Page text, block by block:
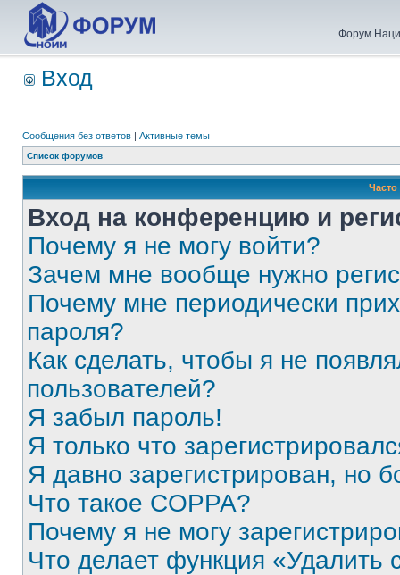
Форум
Вход
Сообщения без ответов | Активные темы
Список форумов
Вход на конференцию и
Почему я не могу войти?
Зачем мне вообще нужно
Почему мне периодически
пароля?
Как сделать, чтобы я не
пользователей?
Я забыл пароль!
Я только что
Я давно зарегистрирован, но
Что такое COPPA?
Почему я не могу
Что делает функция «Удалить